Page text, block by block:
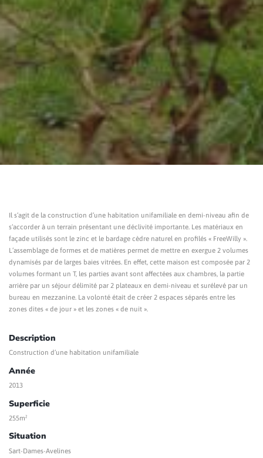
Il s’agit de la construction d’une habitation unifamiliale en demi-niveau afin de
s’accorder à un terrain présentant une déclivité importante. Les matériaux en
façade utilisés sont le zinc et le bardage cèdre naturel en profilés « FreeWilly ».
L’assemblage de formes et de matières permet de mettre en exergue 2 volumes
dynamisés par de larges baies vitrées. En effet, cette maison est composée par 2
volumes formant un T, les parties avant sont affectées aux chambres, la partie
arrière par un séjour délimité par 2 plateaux en demi-niveau et surélevé par un
bureau en mezzanine. La volonté était de créer 2 espaces séparés entre les
zones dites « de jour » et les zones « de nuit ».
Description
Construction d’une habitation unifamiliale
Année
2013
Superficie
255m²
Situation
Sart-Dames-Avelines